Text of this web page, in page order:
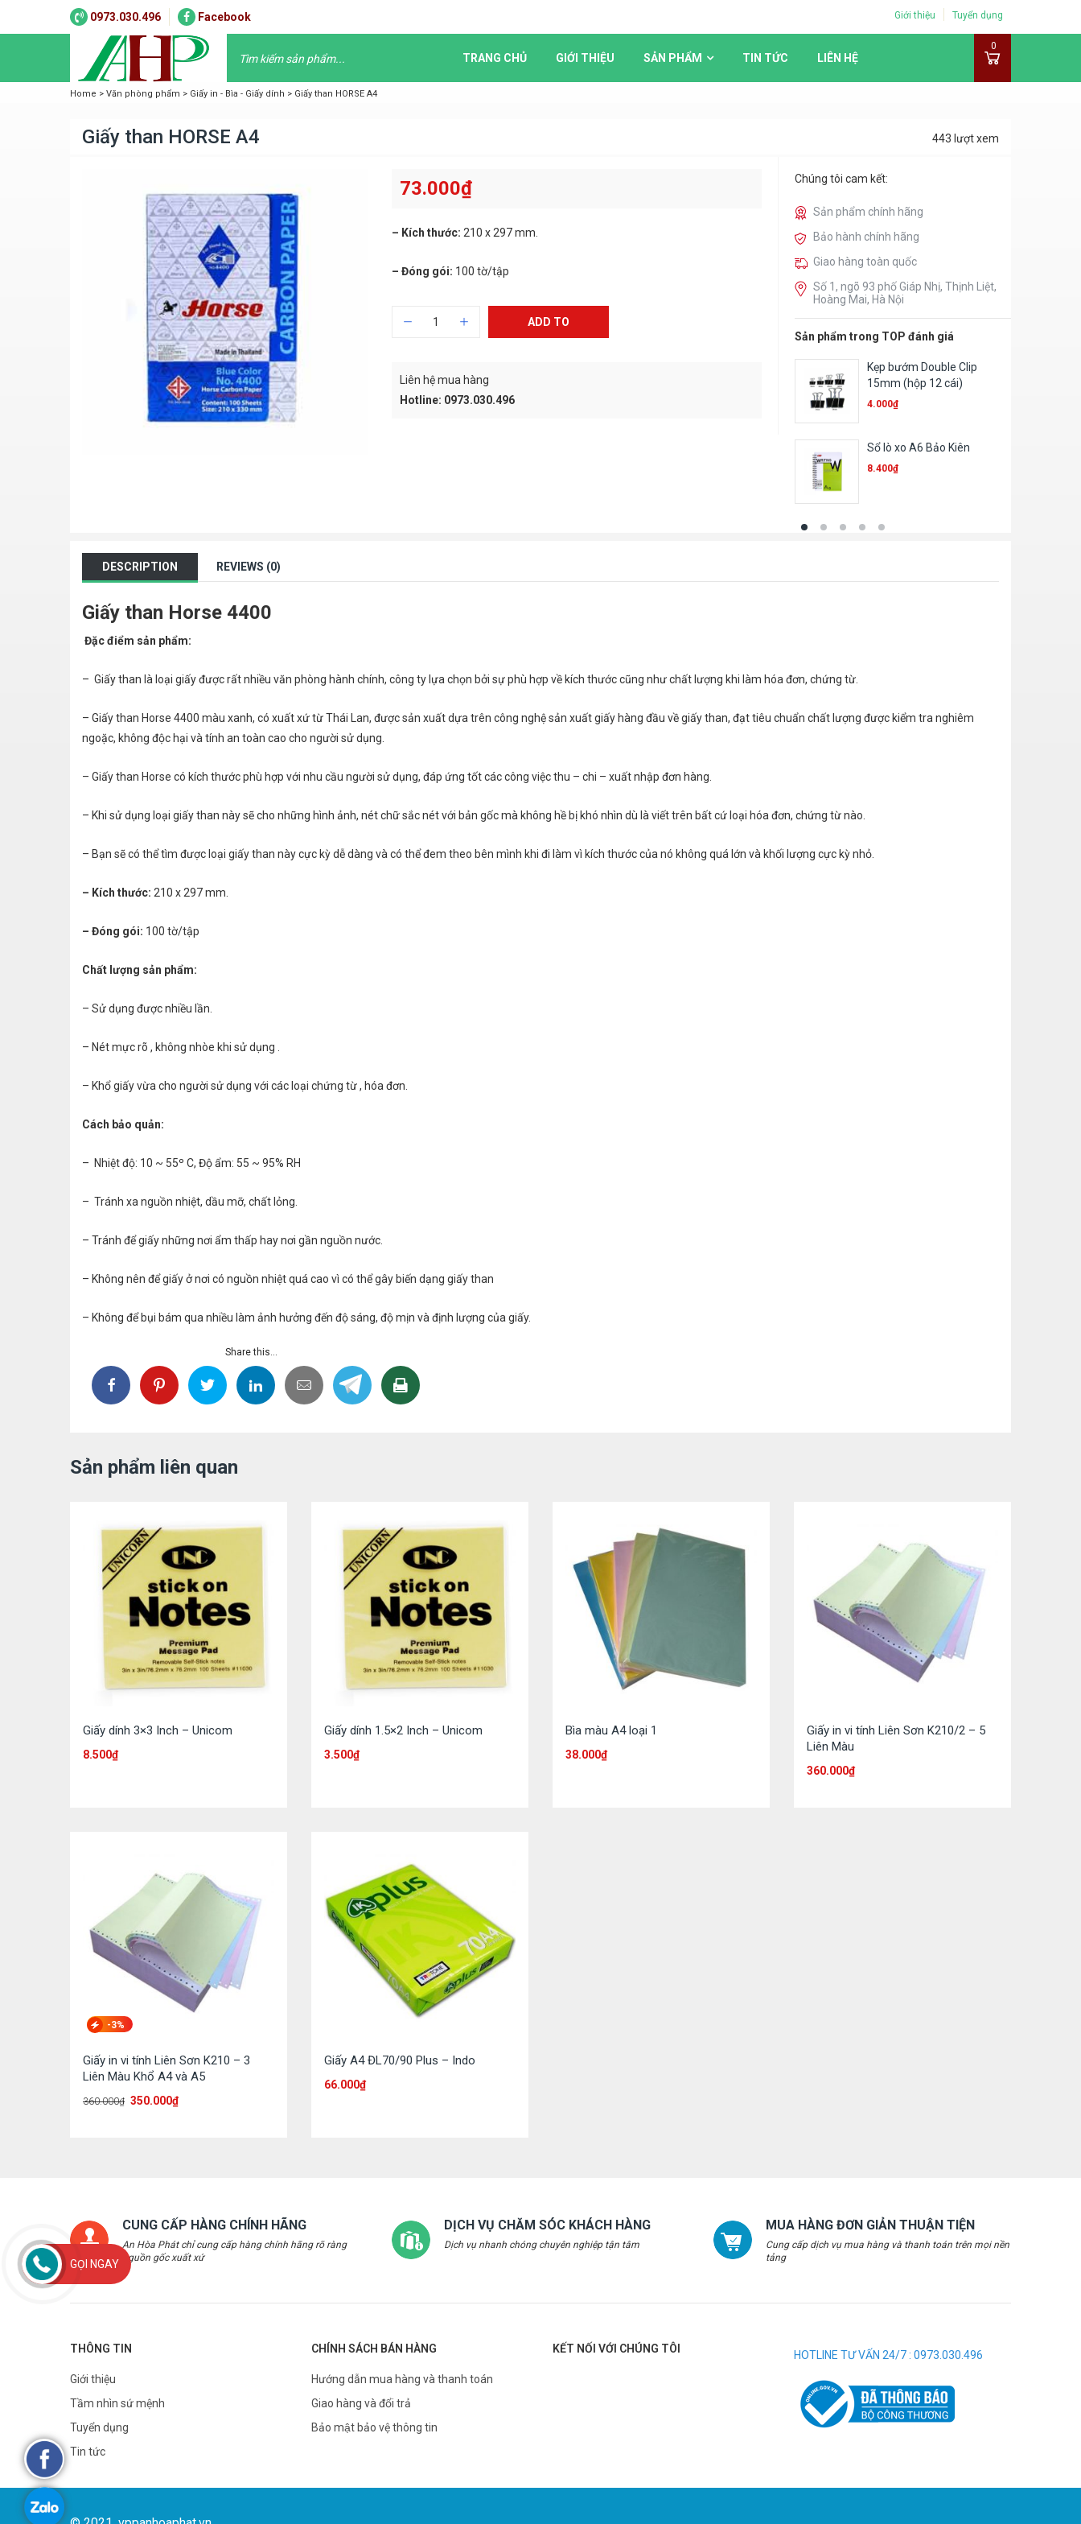
0973.030.496 Facebook Giới thiệu Tuyển dụng
TRANG CHỦ GIỚI THIỆU SẢN PHẨM TIN TỨC LIÊN HỆ
0
Home > Văn phòng phẩm > Giấy in - Bìa - Giấy dính > Giấy than HORSE A4
Giấy than HORSE A4 443 lượt xem
73.000₫
– Kích thước: 210 x 297 mm.
– Đóng gói: 100 tờ/tập
ADD TO
Liên hệ mua hàng
Hotline: 0973.030.496
Chúng tôi cam kết:
Sản phẩm chính hãng
Bảo hành chính hãng
Giao hàng toàn quốc
Số 1, ngõ 93 phố Giáp Nhị, Thịnh Liệt,
Hoàng Mai, Hà Nội
Sản phẩm trong TOP đánh giá
Trình ký mica A4
23.310₫
Phong bì trắng khổ A4
ĐL120
DESCRIPTION REVIEWS (0)
Giấy than Horse 4400
Đặc điểm sản phẩm:
– Giấy than là loại giấy được rất nhiều văn phòng hành chính, công ty lựa chọn bởi sự phù hợp về kích thước cũng như chất lượng khi làm hóa đơn, chứng từ.
– Giấy than Horse 4400 màu xanh, có xuất xứ từ Thái Lan, được sản xuất dựa trên công nghệ sản xuất giấy hàng đầu về giấy than, đạt tiêu chuẩn chất lượng được kiểm tra nghiêm
ngoặc, không độc hại và tính an toàn cao cho người sử dụng.
– Giấy than Horse có kích thước phù hợp với nhu cầu người sử dụng, đáp ứng tốt các công việc thu – chi – xuất nhập đơn hàng.
– Khi sử dụng loại giấy than này sẽ cho những hình ảnh, nét chữ sắc nét với bản gốc mà không hề bị khó nhìn dù là viết trên bất cứ loại hóa đơn, chứng từ nào.
– Bạn sẽ có thể tìm được loại giấy than này cực kỳ dễ dàng và có thể đem theo bên mình khi đi làm vì kích thước của nó không quá lớn và khối lượng cực kỳ nhỏ.
– Kích thước: 210 x 297 mm.
– Đóng gói: 100 tờ/tập
Chất lượng sản phẩm:
– Sử dụng được nhiều lần.
– Nét mực rõ , không nhòe khi sử dụng .
– Khổ giấy vừa cho người sử dụng với các loại chứng từ , hóa đơn.
Cách bảo quản:
– Nhiệt độ: 10 ~ 55º C, Độ ẩm: 55 ~ 95% RH
– Tránh xa nguồn nhiệt, dầu mỡ, chất lỏng.
– Tránh để giấy những nơi ẩm thấp hay nơi gần nguồn nước.
– Không nên để giấy ở nơi có nguồn nhiệt quá cao vì có thể gây biến dạng giấy than
– Không để bụi bám qua nhiều làm ảnh hưởng đến độ sáng, độ mịn và định lượng của giấy.
Share this...
Sản phẩm liên quan
Giấy dính 3×3 Inch – Unicom
8.500₫
Giấy dính 1.5×2 Inch – Unicom
3.500₫
Bìa màu A4 loại 1
38.000₫
Giấy in vi tính Liên Sơn K210/2 – 5
Liên Màu
360.000₫
-3%
Giấy in vi tính Liên Sơn K210 – 3
Liên Màu Khổ A4 và A5
360.000₫ 350.000₫
Giấy A4 ĐL70/90 Plus – Indo
66.000₫
CUNG CẤP HÀNG CHÍNH HÃNG
An Hòa Phát chỉ cung cấp hàng chính hãng rõ ràng
nguồn gốc xuất xứ
DỊCH VỤ CHĂM SÓC KHÁCH HÀNG
Dịch vụ nhanh chóng chuyên nghiệp tận tâm
MUA HÀNG ĐƠN GIẢN THUẬN TIỆN
Cung cấp dịch vụ mua hàng và thanh toán trên mọi nền
tảng
THÔNG TIN
Giới thiệu
Tầm nhìn sứ mệnh
Tuyển dụng
Tin tức
CHÍNH SÁCH BÁN HÀNG
Hướng dẫn mua hàng và thanh toán
Giao hàng và đổi trả
Bảo mật bảo vệ thông tin
KẾT NỐI VỚI CHÚNG TÔI HOTLINE TƯ VẤN 24/7 : 0973.030.496
GỌI NGAY